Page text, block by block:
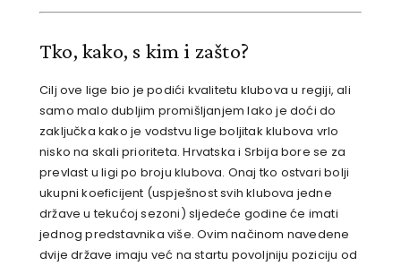
Tko, kako, s kim i zašto?
Cilj ove lige bio je podići kvalitetu klubova u regiji, ali
samo malo dubljim promišljanjem lako je doći do
zaključka kako je vodstvu lige boljitak klubova vrlo
nisko na skali prioriteta. Hrvatska i Srbija bore se za
prevlast u ligi po broju klubova. Onaj tko ostvari bolji
ukupni koeficijent (uspješnost svih klubova jedne
države u tekućoj sezoni) sljedeće godine će imati
jednog predstavnika više. Ovim načinom navedene
dvije države imaju već na startu povoljniju poziciju od